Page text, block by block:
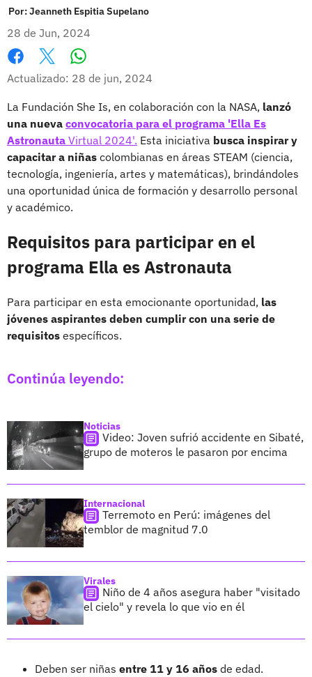
Por:Jeanneth Espitia Supelano
28 de Jun, 2024
Facebook
X
Actualizado: 28 de jun, 2024
La Fundación She Is, en colaboración con la NASA, lanzó
una nueva convocatoria para el programa 'Ella Es
Astronauta Virtual 2024'. Esta iniciativa busca inspirar y
capacitar a niñas colombianas en áreas STEAM (ciencia,
tecnología, ingeniería, artes y matemáticas), brindándoles
una oportunidad única de formación y desarrollo personal
y académico.
Requisitos para participar en el
programa Ella es Astronauta
Para participar en esta emocionante oportunidad, las
jóvenes aspirantes deben cumplir con una serie de
requisitos específicos.
Continúa leyendo:
Noticias
Video: Joven sufrió accidente en Sibaté,
grupo de moteros le pasaron por encima
Internacional
Terremoto en Perú: imágenes del
temblor de magnitud 7.0
Virales
Niño de 4 años asegura haber "visitado
el cielo" y revela lo que vio en él
Deben ser niñas entre 11 y 16 años de edad.